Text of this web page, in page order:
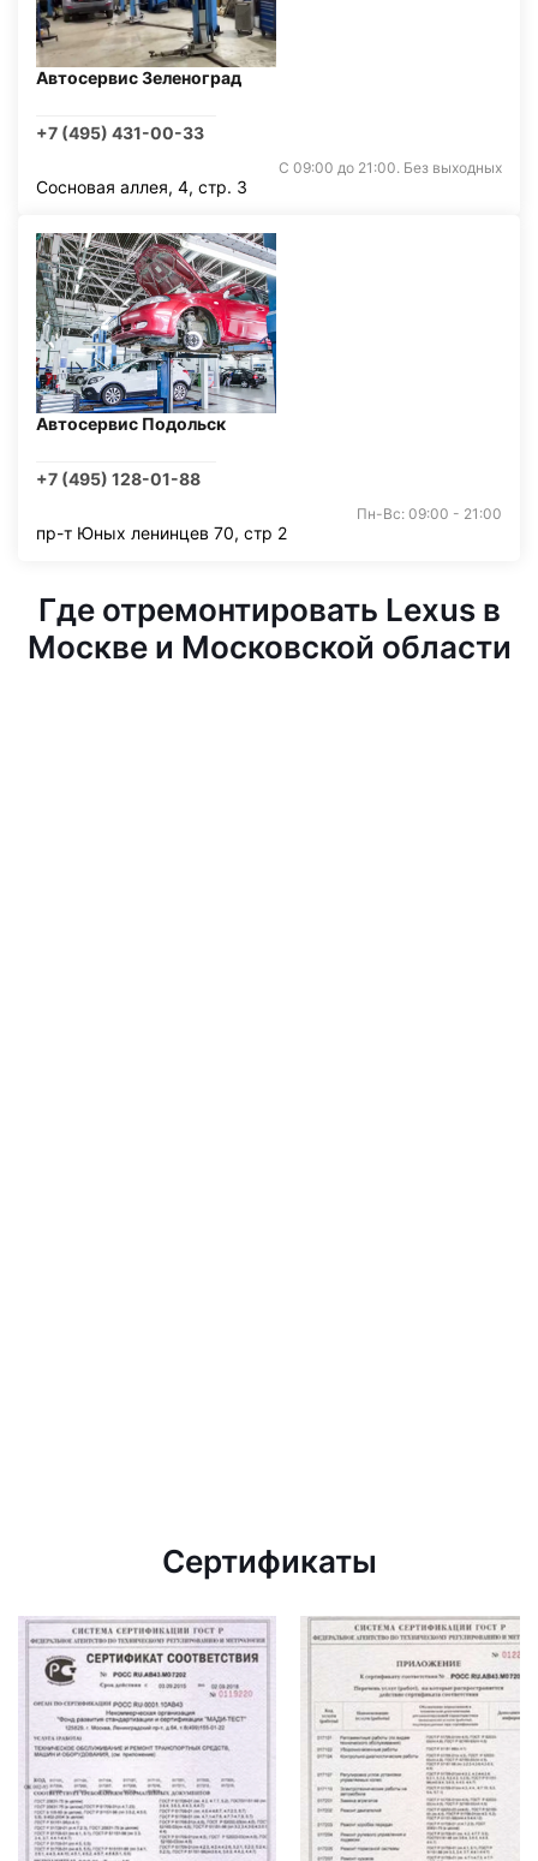
Автосервис Зеленоград
+7 (495) 431-00-33
С 09:00 до 21:00. Без выходных
Сосновая аллея, 4, стр. 3
Автосервис Подольск
+7 (495) 128-01-88
Пн-Вс: 09:00 - 21:00
пр-т Юных ленинцев 70, стр 2
Где отремонтировать Lexus в
Москве и Московской области
Сертификаты